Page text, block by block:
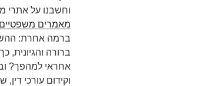
וחשבנו על
מאמרים משפטיים
ברמה אחרת:
ברורה והגיונית,
אחראי למהפך?
וקידום עורכי